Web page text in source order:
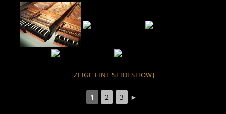
[ZEIGE EINE SLIDESHOW]
1 2 3 ►